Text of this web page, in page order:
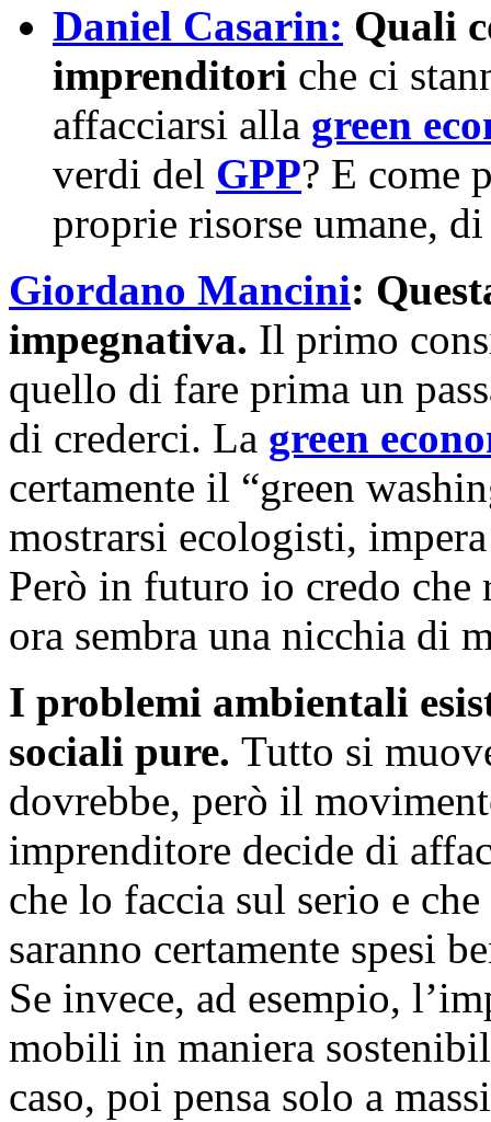
Daniel Casarin: Quali
imprenditori che ci
affacciarsi alla green
verdi del GPP? E come
proprie risorse umane,
Giordano Mancini:
impegnativa. Il primo
quello di fare prima un
di crederci. La green
certamente il “green
mostrarsi ecologisti,
Però in futuro io credo
ora sembra una nicchia di
I problemi ambientali
sociali pure. Tutto si
dovrebbe, però il
imprenditore decide di
che lo faccia sul serio e
saranno certamente spesi
Se invece, ad esempio,
mobili in maniera
caso, poi pensa solo a